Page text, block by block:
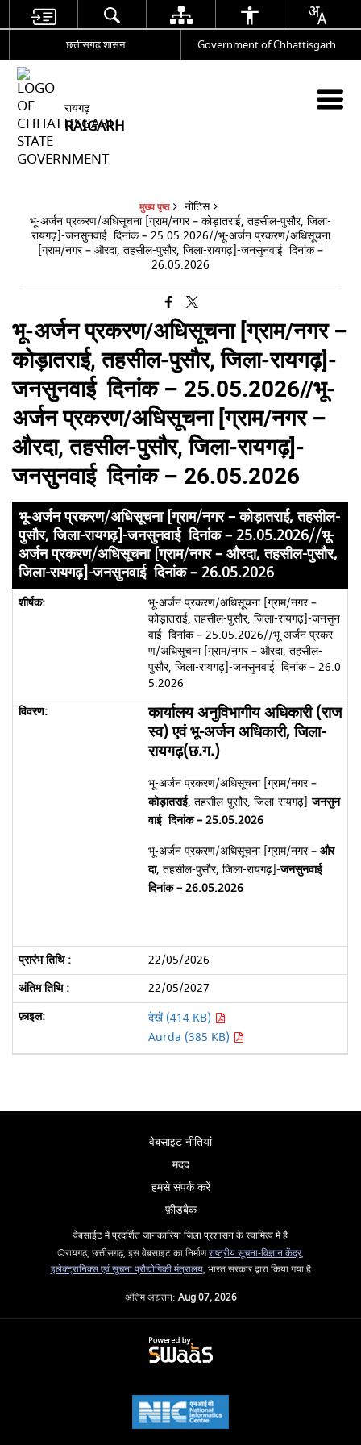
छत्तीसगढ़ शासन Government of Chhattisgarh
रायगढ़
RAIGARH
मुख्य पृष्ठ
नोटिस
भू-अर्जन प्रकरण/अधिसूचना [ग्राम/नगर – कोड़ातराई, तहसील-पुसौर, जिला-
रायगढ़]-जनसुनवाई दिनांक – 25.05.2026//भू-अर्जन प्रकरण/अधिसूचना
[ग्राम/नगर – औरदा, तहसील-पुसौर, जिला-रायगढ़]-जनसुनवाई दिनांक –
26.05.2026
भू-अर्जन प्रकरण/अधिसूचना [ग्राम/नगर –
कोड़ातराई, तहसील-पुसौर, जिला-रायगढ़]-
जनसुनवाई दिनांक – 25.05.2026//भू-
अर्जन प्रकरण/अधिसूचना [ग्राम/नगर –
औरदा, तहसील-पुसौर, जिला-रायगढ़]-
जनसुनवाई दिनांक – 26.05.2026
भू-अर्जन प्रकरण/अधिसूचना [ग्राम/नगर – कोड़ातराई, तहसील-
पुसौर, जिला-रायगढ़]-जनसुनवाई दिनांक – 25.05.2026//भू-
अर्जन प्रकरण/अधिसूचना [ग्राम/नगर – औरदा, तहसील-पुसौर,
जिला-रायगढ़]-जनसुनवाई दिनांक – 26.05.2026
भू-अर्जन प्रकरण/अधिसूचना [ग्राम/नगर –
कोड़ातराई, तहसील-पुसौर, जिला-रायगढ़]-जनसुन
वाई दिनांक – 25.05.2026//भू-अर्जन प्रकर
ण/अधिसूचना [ग्राम/नगर – औरदा, तहसील-
पुसौर, जिला-रायगढ़]-जनसुनवाई दिनांक – 26.0
5.2026
कार्यालय अनुविभागीय अधिकारी (राज
स्व) एवं भू-अर्जन अधिकारी, जिला-
रायगढ़(छ.ग.)
भू-अर्जन प्रकरण/अधिसूचना [ग्राम/नगर –
कोड़ातराई, तहसील-पुसौर, जिला-रायगढ़]-जनसुन
वाई दिनांक – 25.05.2026
भू-अर्जन प्रकरण/अधिसूचना [ग्राम/नगर –और
दा, तहसील-पुसौर, जिला-रायगढ़]-जनसुनवाई
दिनांक – 26.05.2026
22/05/2026
22/05/2027
देखें (414 KB)
Aurda (385 KB)
वेबसाइट नीतियां
मदद
हमसे संपर्क करें
फ़ीडबैक
वेबसाईट में प्रदर्शित जानकारिया जिला प्रशासन के स्वामित्व में है
©रायगढ़, छत्तीसगढ़, इस वेबसाइट का निर्माणराष्ट्रीय सूचना-विज्ञान केंद्र,
इलेक्ट्रानिक्स एवं सूचना प्रौद्योगिकी मंत्रालय, भारत सरकार द्वारा किया गया है
अंतिम अद्यतन: Aug 07, 2026